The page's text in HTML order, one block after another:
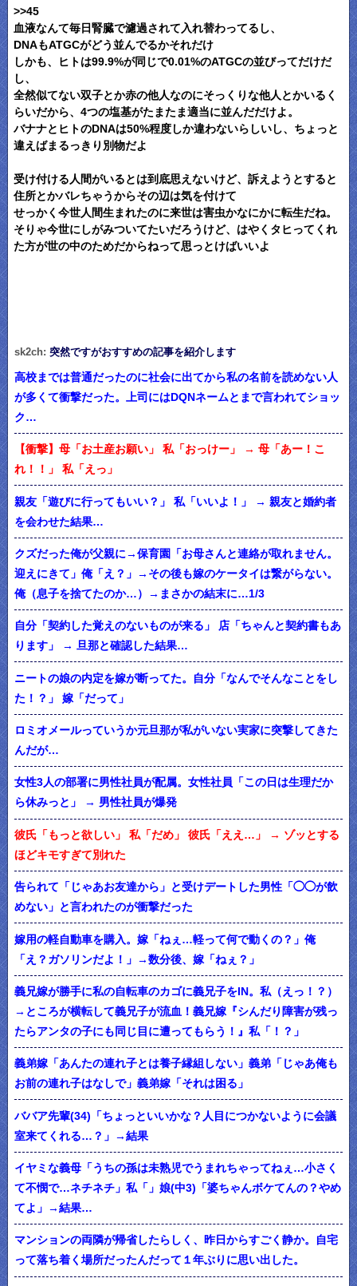
>>45
血液なんて毎日腎臓で濾過されて入れ替わってるし、
DNAもATGCがどう並んでるかそれだけ
しかも、ヒトは99.9%が同じで0.01%のATGCの並びってだけだ
し、
全然似てない双子とか赤の他人なのにそっくりな他人とかいるく
らいだから、4つの塩基がたまたま適当に並んだだけよ。
バナナとヒトのDNAは50%程度しか違わないらしいし、ちょっと
違えばまるっきり別物だよ
受け付ける人間がいるとは到底思えないけど、訴えようとすると
住所とかバレちゃうからその辺は気を付けて
せっかく今世人間生まれたのに来世は害虫かなにかに転生だね。
そりゃ今世にしがみついてたいだろうけど、はやくタヒってくれ
た方が世の中のためだからねって思っとけばいいよ
sk2ch: 突然ですがおすすめの記事を紹介します
高校までは普通だったのに社会に出てから私の名前を読めない人
が多くて衝撃だった。上司にはDQNネームとまで言われてショッ
ク…
【衝撃】母「お土産お願い」 私「おっけー」 → 母「あー！こ
れ！！」 私「えっ」
親友「遊びに行ってもいい？」 私「いいよ！」 → 親友と婚約者
を会わせた結果…
クズだった俺が父親に→保育園「お母さんと連絡が取れません。
迎えにきて」俺「え？」→その後も嫁のケータイは繋がらない。
俺（息子を捨てたのか…）→まさかの結末に…1/3
自分「契約した覚えのないものが来る」 店「ちゃんと契約書もあ
ります」 → 旦那と確認した結果…
ニートの娘の内定を嫁が断ってた。自分「なんでそんなことをし
た！？」 嫁「だって」
ロミオメールっていうか元旦那が私がいない実家に突撃してきた
んだが…
女性3人の部署に男性社員が配属。女性社員「この日は生理だか
ら休みっと」 → 男性社員が爆発
彼氏「もっと欲しい」 私「だめ」 彼氏「ええ…」 → ゾッとする
ほどキモすぎて別れた
告られて「じゃあお友達から」と受けデートした男性「◯◯が飲
めない」と言われたのが衝撃だった
嫁用の軽自動車を購入。嫁「ねぇ…軽って何で動くの？」俺
「え？ガソリンだよ！」→数分後、嫁「ねぇ？」
義兄嫁が勝手に私の自転車のカゴに義兄子をIN。私（えっ！？）
→ところが横転して義兄子が流血！義兄嫁『シんだり障害が残っ
たらアンタの子にも同じ目に遭ってもらう！』私「！？」
義弟嫁「あんたの連れ子とは養子縁組しない」義弟「じゃあ俺も
お前の連れ子はなしで」義弟嫁「それは困る」
ババア先輩(34)「ちょっといいかな？人目につかないように会議
室来てくれる…？」→結果
イヤミな義母「うちの孫は未熟児でうまれちゃってねぇ…小さく
て不憫で…ネチネチ」私「」娘(中3)「婆ちゃんボケてんの？やめ
てよ」→結果…
マンションの両隣が帰省したらしく、昨日からすごく静か。自宅
って落ち着く場所だったんだって１年ぶりに思い出した。